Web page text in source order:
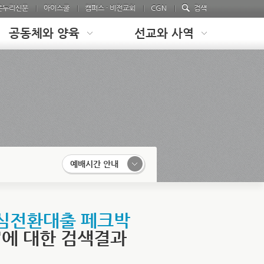
누리신문 아이스쿨 캠퍼스 · 비전교회 CGN 검색
공동체와 양육 선교와 사역
예배시간 안내
전환대출 페크박
대한 검색결과